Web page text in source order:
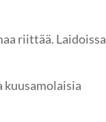
riittää. Laidoissa
kuusamolaisia